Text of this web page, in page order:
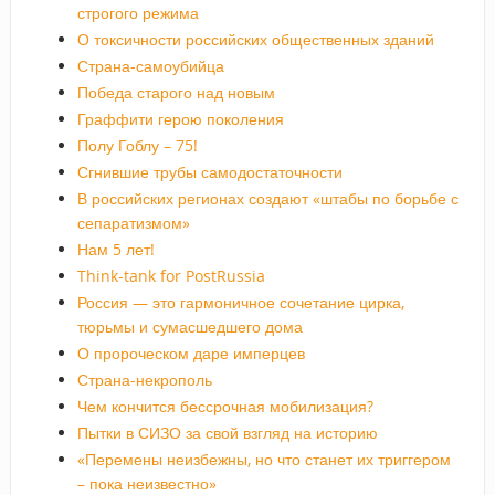
строгого режима
О токсичности российских общественных зданий
Страна-самоубийца
Победа старого над новым
Граффити герою поколения
Полу Гоблу – 75!
Сгнившие трубы самодостаточности
В российских регионах создают «штабы по борьбе с
сепаратизмом»
Нам 5 лет!
Think-tank for PostRussia
Россия — это гармоничное сочетание цирка,
тюрьмы и сумасшедшего дома
О пророческом даре имперцев
Страна-некрополь
Чем кончится бессрочная мобилизация?
Пытки в СИЗО за свой взгляд на историю
«Перемены неизбежны, но что станет их триггером
– пока неизвестно»